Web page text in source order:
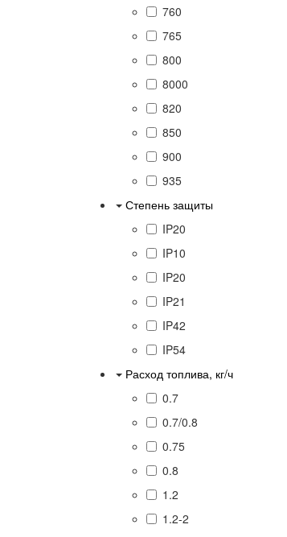
760
765
800
8000
820
850
900
935
Степень защиты
IP20
IP10
IP20
IP21
IP42
IP54
Расход топлива, кг/ч
0.7
0.7/0.8
0.75
0.8
1.2
1.2-2